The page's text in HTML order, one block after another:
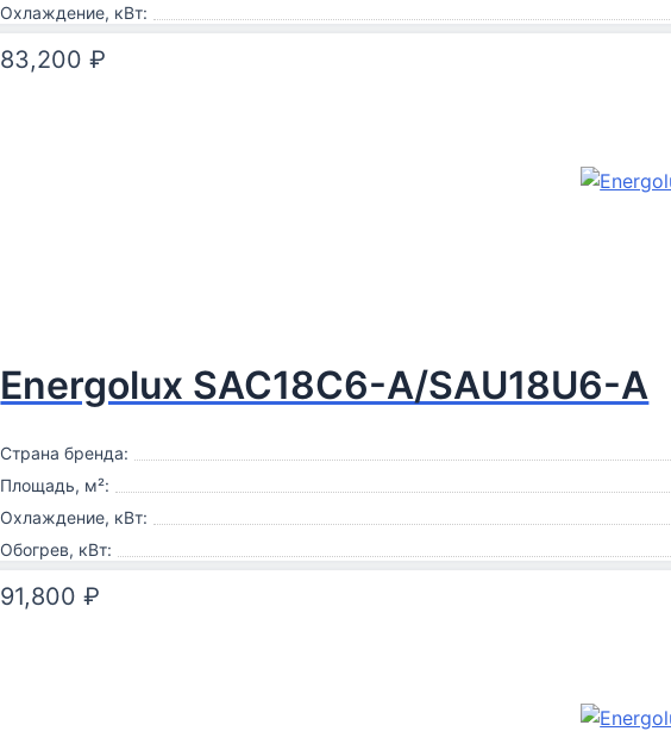
Охлаждение, кВт:
83,200₽
Energolux SAC18С6-A/SAU18U6-A
Страна бренда:
Площадь, м²:
Охлаждение, кВт:
Обогрев, кВт:
91,800₽